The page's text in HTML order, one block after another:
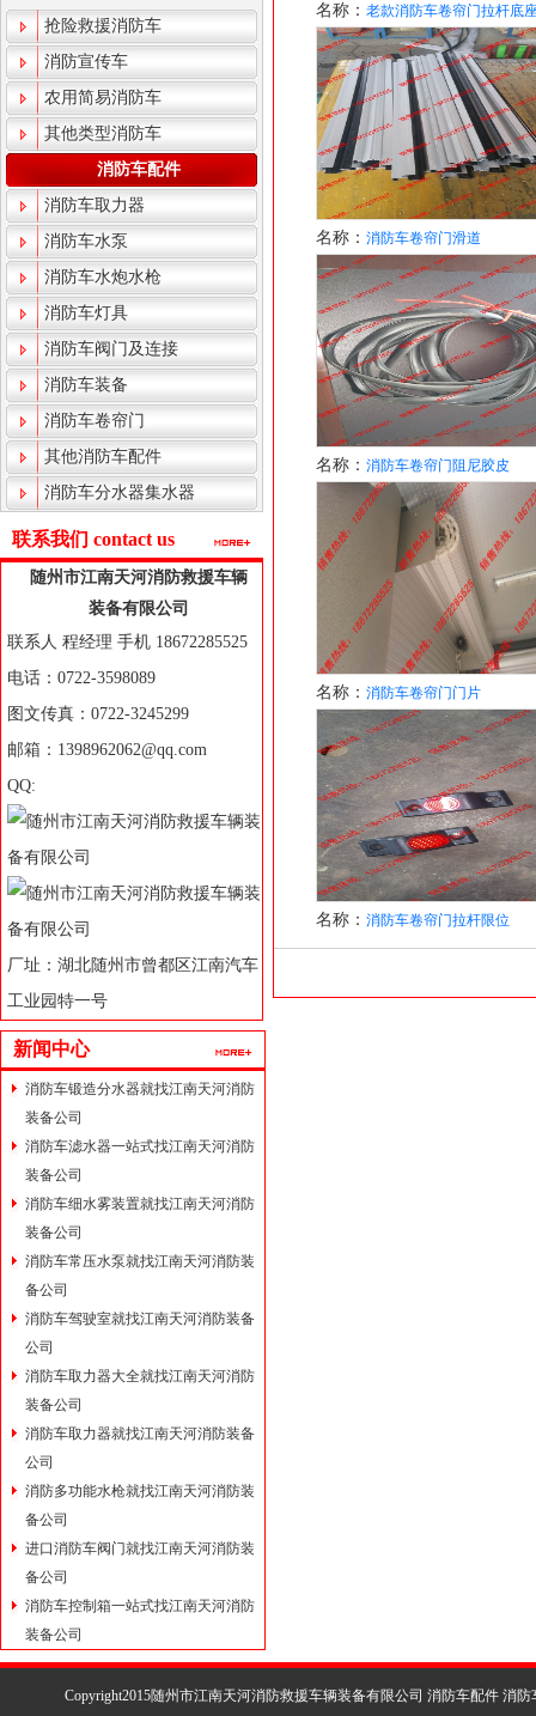
抢险救援消防车
消防宣传车
农用简易消防车
其他类型消防车
消防车配件
消防车取力器
消防车水泵
消防车水炮水枪
消防车灯具
消防车阀门及连接
消防车装备
消防车卷帘门
其他消防车配件
消防车分水器集水器
联系我们 contact us
随州市江南天河消防救援车辆
装备有限公司
联系人 程经理 手机 18672285525
电话：0722-3598089
图文传真：0722-3245299
邮箱：1398962062@qq.com
QQ:
厂址：湖北随州市曾都区江南汽车
工业园特一号
新闻中心
消防车锻造分水器就找江南天河消防
装备公司
消防车滤水器一站式找江南天河消防
装备公司
消防车细水雾装置就找江南天河消防
装备公司
消防车常压水泵就找江南天河消防装
备公司
消防车驾驶室就找江南天河消防装备
公司
消防车取力器大全就找江南天河消防
装备公司
消防车取力器就找江南天河消防装备
公司
消防多功能水枪就找江南天河消防装
备公司
进口消防车阀门就找江南天河消防装
备公司
消防车控制箱一站式找江南天河消防
装备公司
名称： 老款消防车卷帘门拉杆底
名称： 消防车卷帘门滑道
名称： 消防车卷帘门阻尼胶皮
名称： 消防车卷帘门门片
名称： 消防车卷帘门拉杆限位
Copyright2015随州市江南天河消防救援车辆装备有限公司 消防车配件 消